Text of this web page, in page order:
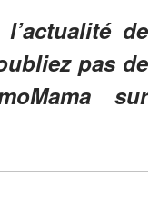
de
pas de
sur